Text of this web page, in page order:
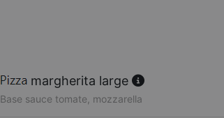
margherita large
Base sauce tomate, mozzarella